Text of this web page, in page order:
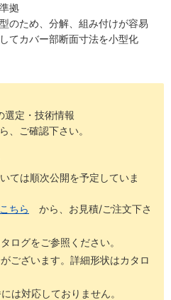
拠
のため、分解、組み付けが容易
てカバー部断面寸法を小型化
定・技術情報
、ご確認下さい。
ては順次公開を予定していま
こちら
から、お見積/ご注文下さ
ログをご参照ください。
ございます。詳細形状はカタロ
は対応しておりません。